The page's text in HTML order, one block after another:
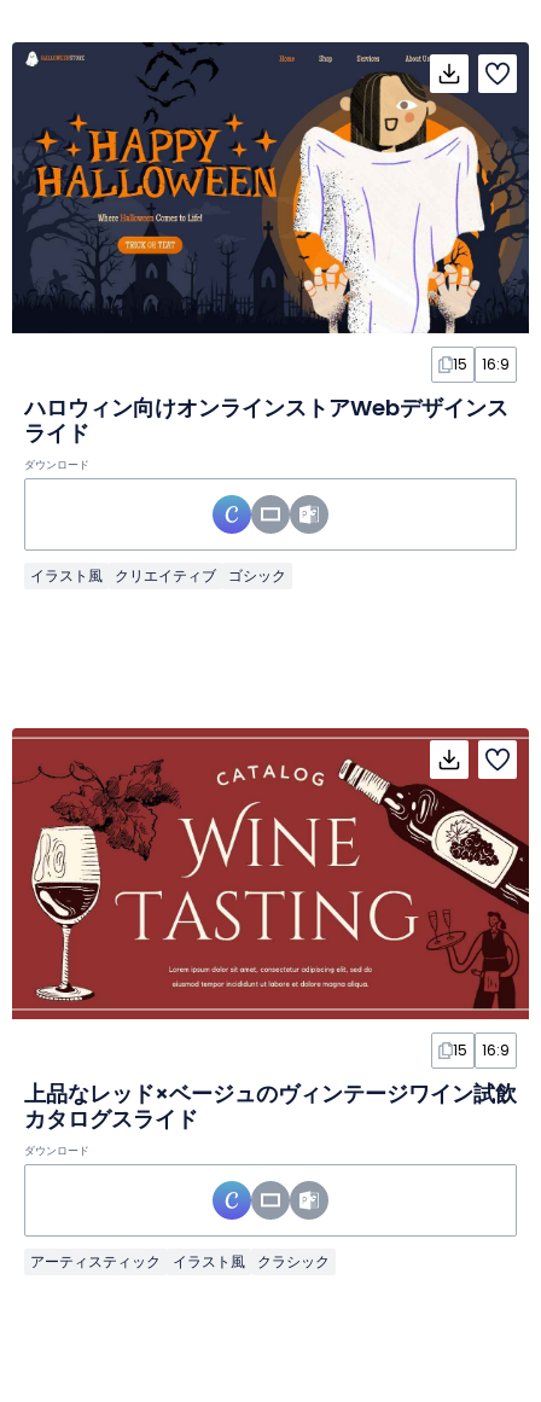
15 16:9
ハロウィン向けオンラインストアWebデザインス
ライド
ダウンロード
イラスト風 クリエイティブ ゴシック
15 16:9
上品なレッド×ベージュのヴィンテージワイン試飲
カタログスライド
ダウンロード
アーティスティック イラスト風 クラシック